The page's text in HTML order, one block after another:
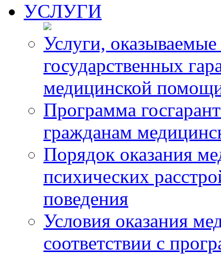
УСЛУГИ
Услуги,
государственных
медицинской
Программа
гражданам
Порядок оказания
психических
поведения
Условия оказания
соответствии с